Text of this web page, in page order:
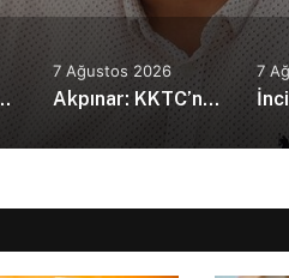
Suudi Arabistan’da
7 Ağustos 2026
Akpınar: KKTC’nin güvenlik politikalarını bütüncül bir yaklaşımla yeniden değerlendirmesi gerekiyor
7